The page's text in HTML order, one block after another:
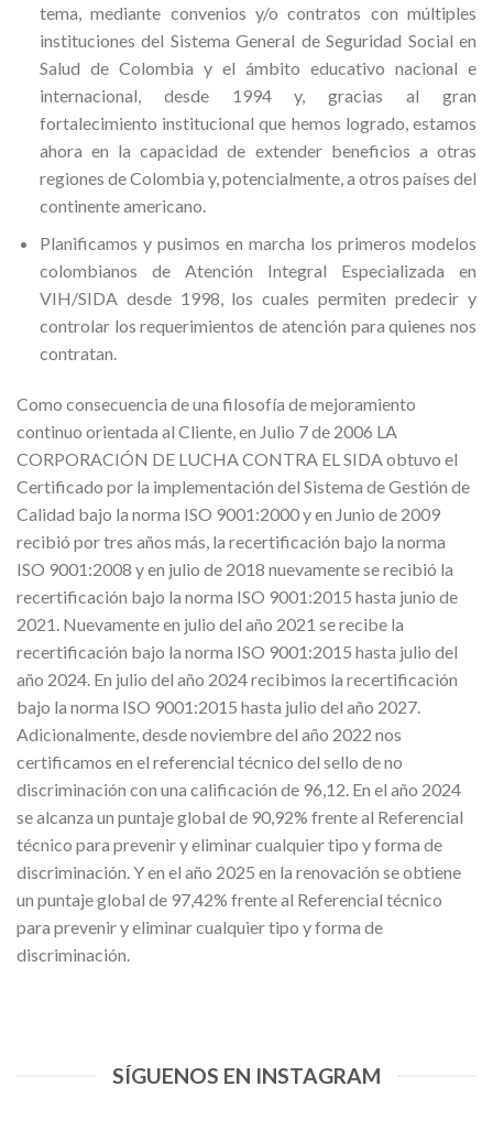
tema, mediante convenios y/o contratos con múltiples
instituciones del Sistema General de Seguridad Social en
Salud de Colombia y el ámbito educativo nacional e
internacional, desde 1994 y, gracias al gran
fortalecimiento institucional que hemos logrado, estamos
ahora en la capacidad de extender beneficios a otras
regiones de Colombia y, potencialmente, a otros países del
continente americano.
Planificamos y pusimos en marcha los primeros modelos
colombianos de Atención Integral Especializada en
VIH/SIDA desde 1998, los cuales permiten predecir y
controlar los requerimientos de atención para quienes nos
contratan.
Como consecuencia de una filosofía de mejoramiento
continuo orientada al Cliente, en Julio 7 de 2006 LA
CORPORACIÓN DE LUCHA CONTRA EL SIDA obtuvo el
Certificado por la implementación del Sistema de Gestión de
Calidad bajo la norma ISO 9001:2000 y en Junio de 2009
recibió por tres años más, la recertificación bajo la norma
ISO 9001:2008 y en julio de 2018 nuevamente se recibió la
recertificación bajo la norma ISO 9001:2015 hasta junio de
2021. Nuevamente en julio del año 2021 se recibe la
recertificación bajo la norma ISO 9001:2015 hasta julio del
año 2024. En julio del año 2024 recibimos la recertificación
bajo la norma ISO 9001:2015 hasta julio del año 2027.
Adicionalmente, desde noviembre del año 2022 nos
certificamos en el referencial técnico del sello de no
discriminación con una calificación de 96,12. En el año 2024
se alcanza un puntaje global de 90,92% frente al Referencial
técnico para prevenir y eliminar cualquier tipo y forma de
discriminación. Y en el año 2025 en la renovación se obtiene
un puntaje global de 97,42% frente al Referencial técnico
para prevenir y eliminar cualquier tipo y forma de
discriminación.
SÍGUENOS EN INSTAGRAM